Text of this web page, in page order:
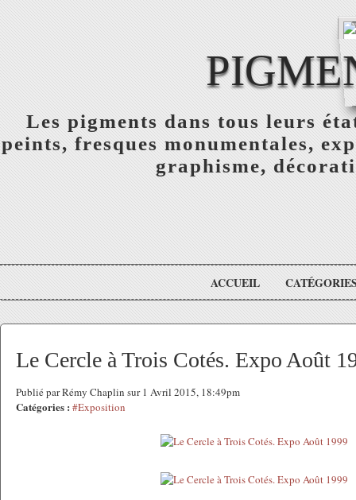
Les pigments dans tous leurs
peints, fresques monumentales,
graphisme,
ACCUEIL
Le Cercle à Trois Cotés. Expo Août
Publié par Rémy Chaplin sur 1 Avril 2015, 18:49pm
Catégories : #Exposition